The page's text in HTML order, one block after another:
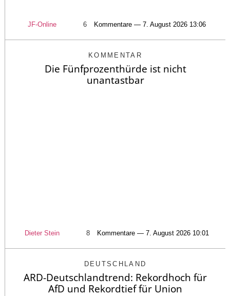
JF-Online 6 Kommentare — 7. August 2026 13:06
KOMMENTAR
Die Fünfprozenthürde ist nicht
unantastbar
Dieter Stein 8 Kommentare — 7. August 2026 10:01
DEUTSCHLAND
ARD-Deutschlandtrend: Rekordhoch für
AfD und Rekordtief für Union